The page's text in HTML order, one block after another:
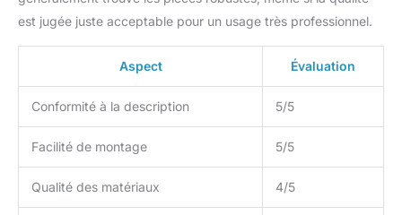
【Application
ensemble softbox
professionnel convient à
professionnelle en
studio, à la photographie
de nouveau-nés, aux
photos d'animaux de
l'enregistrement vidéo, à
est jugée juste acceptable pour un usage très professionnel.
Aspect Évaluation
Conformité à la description 5/5
Facilité de montage 5/5
Qualité des matériaux 4/5